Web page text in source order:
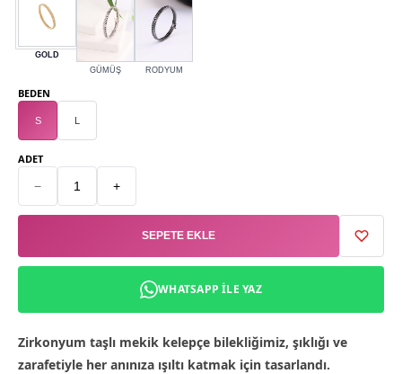
GOLD
GÜMÜŞ
RODYUM
BEDEN
S L
ADET
− +
SEPETE EKLE
WHATSAPP ILE YAZ
Zirkonyum taşlı mekik kelepçe bilekliğimiz, şıklığı ve
zarafetiyle her anınıza ışıltı katmak için tasarlandı.